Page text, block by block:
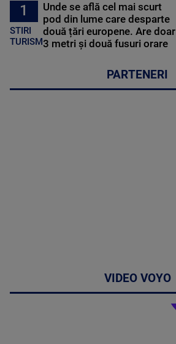
1
STIRI
TURISM
Unde se află cel mai scurt
pod din lume care desparte
două țări europene. Are doar
3 metri și două fusuri orare
PARTENERI
VIDEO VOYO